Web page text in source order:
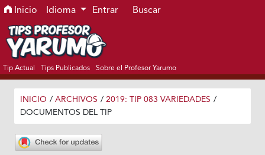
Ir al menú de navegación principal
Ir al contenido principal
Ir al pie de página del sitio
Inicio Idioma Entrar Buscar
Tip Actual Tips Publicados Sobre el Profesor Yarumo
INICIO / ARCHIVOS / 2019: TIP 083 VARIEDADES /
DOCUMENTOS DEL TIP